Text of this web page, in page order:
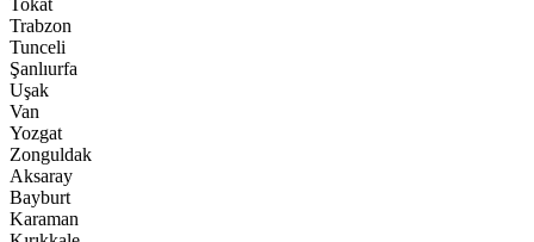
Tokat
Trabzon
Tunceli
Şanlıurfa
Uşak
Van
Yozgat
Zonguldak
Aksaray
Bayburt
Karaman